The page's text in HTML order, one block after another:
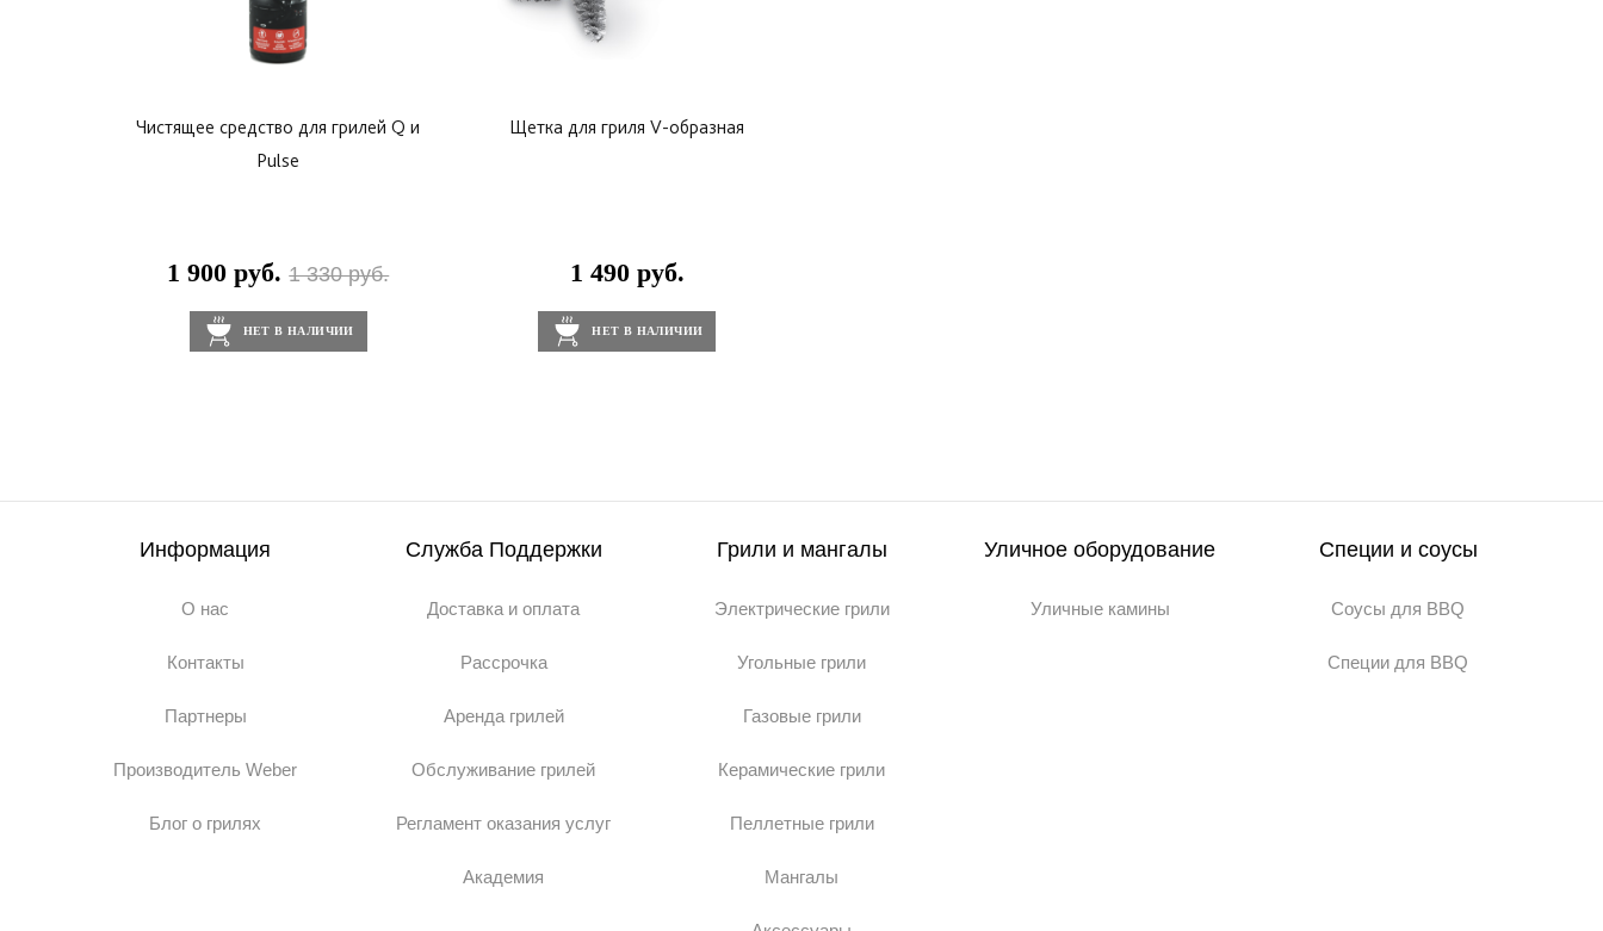
Чистящее средство для грилей Q и
Pulse
1 900 руб.1 330 руб.
НЕТ В НАЛИЧИИ
Щетка для гриля V-образная
1 490 руб.
НЕТ В НАЛИЧИИ
Информация
О нас
Контакты
Партнеры
Производитель Weber
Блог о грилях
Служба Поддержки
Доставка и оплата
Рассрочка
Аренда грилей
Обслуживание грилей
Регламент оказания услуг
Академия
Грили и мангалы
Электрические грили
Угольные грили
Газовые грили
Керамические грили
Пеллетные грили
Мангалы
Уличное оборудование
Уличные камины
Специи и соусы
Соусы для BBQ
Специи для BBQ